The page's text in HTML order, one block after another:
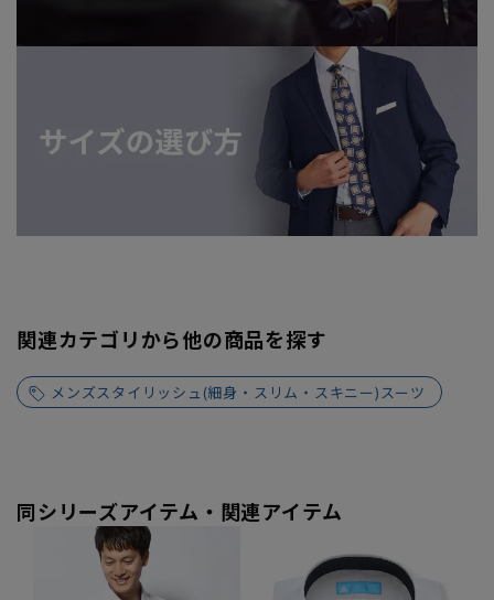
関連カテゴリから他の商品を探す
メンズスタイリッシュ(細身・スリム・スキニー)スーツ
同シリーズアイテム・関連アイテム